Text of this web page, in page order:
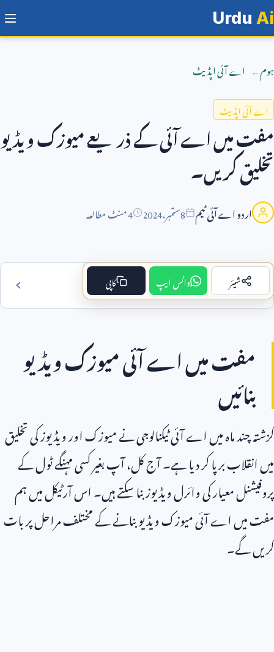
Urdu Ai
ہوم اے آئی اپڈیٹ
اے آئی اپڈیٹ
مفت میں اے آئی کے ذریعے میوزک ویڈیو
تخلیق کریں۔
اردو اے آئی ٹیم 8ستمبر،2024 4 منٹ مطالعہ
فہرست مضمون
مفت میں اے آئی میوزک ویڈیو
بنائیں
گزشتہ چند ماہ میں اے آئی ٹیکنالوجی نے میوزک اور ویڈیوز کی تخلیق
میں انقلاب برپا کر دیا ہے۔ آج کل، آپ بغیر کسی مہنگے ٹول کے
پروفیشنل معیار کی وائرل ویڈیوز بنا سکتے ہیں۔ اس آرٹیکل میں ہم
مفت میں اے آئی میوزک ویڈیو بنانے کے مختلف مراحل پر بات
کریں گے۔
شیئر واٹس ایپ کاپی